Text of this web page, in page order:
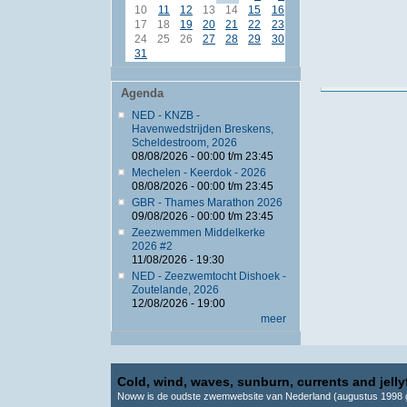
10
11 12 13 14 15
16
17
18 19 20 21 22
23
24
25 26 27 28 29
30
31
Agenda
NED - KNZB -
Havenwedstrijden Breskens,
Scheldestroom, 2026
08/08/2026 - 00:00t/m 23:45
Mechelen - Keerdok - 2026
08/08/2026 - 00:00t/m 23:45
GBR - Thames Marathon 2026
09/08/2026 - 00:00t/m 23:45
Zeezwemmen Middelkerke
2026 #2
11/08/2026 - 19:30
NED - Zeezwemtocht Dishoek -
Zoutelande, 2026
12/08/2026 - 19:00
meer
Cold, wind, waves, sunburn, currents and
Noww is de oudste zwemwebsite van Nederland (augustus 1998